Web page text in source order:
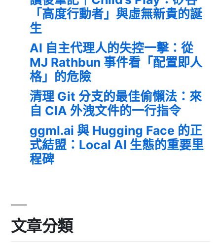
「高度行動者」與虛無新貴的誕
生
AI 自主代理人的失控一擊：從
MJ Rathbun 事件看「配置即人
格」的危險
清理 Git 分支的最佳偷懶法：來
自 CIA 外洩文件的一行指令
ggml.ai 與 Hugging Face 的正
式結盟：Local AI 生態的重要里
程碑
文章分類